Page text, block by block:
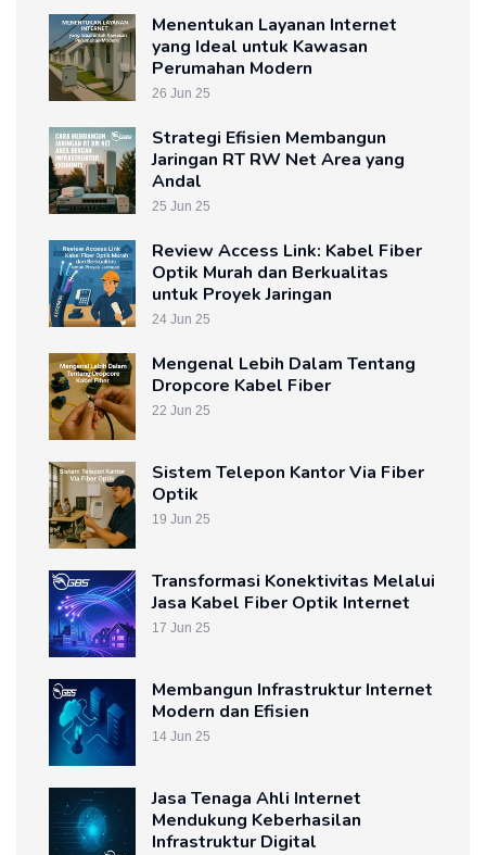
Menentukan Layanan Internet
yang Ideal untuk Kawasan
Perumahan Modern
26 Jun 25
Strategi Efisien Membangun
Jaringan RT RW Net Area yang
Andal
25 Jun 25
Review Access Link: Kabel Fiber
Optik Murah dan Berkualitas
untuk Proyek Jaringan
24 Jun 25
Mengenal Lebih Dalam Tentang
Dropcore Kabel Fiber
22 Jun 25
Sistem Telepon Kantor Via Fiber
Optik
19 Jun 25
Transformasi Konektivitas Melalui
Jasa Kabel Fiber Optik Internet
17 Jun 25
Membangun Infrastruktur Internet
Modern dan Efisien
14 Jun 25
Jasa Tenaga Ahli Internet
Mendukung Keberhasilan
Infrastruktur Digital